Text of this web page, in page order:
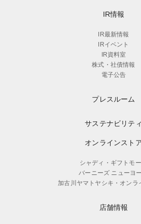
IR情報
IR最新情報
IRイベント
IR資料室
株式・社債情報
電子公告
プレスルーム
サステナビリティ
オンラインスト
シャディ・ギフトモ
バーニーズ ニューヨ
加古川ヤマトヤシキ・オンラ
店舗情報